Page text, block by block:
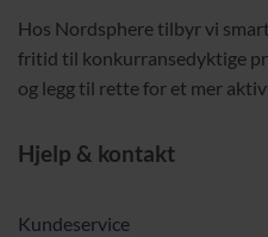
Hos Nordsphere tilbyr vi
fritid til konkurransedyktige
og legg til rette for et mer
Hjelp & kontakt
Kundeservice